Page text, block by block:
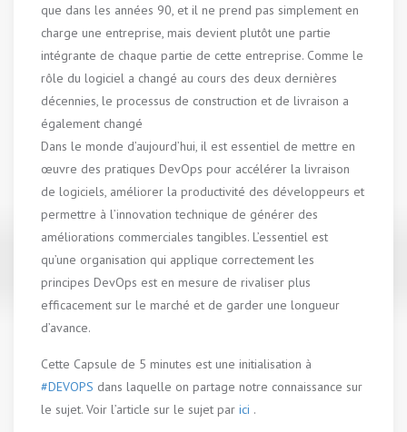
que dans les années 90, et il ne prend pas simplement en
charge une entreprise, mais devient plutôt une partie
intégrante de chaque partie de cette entreprise. Comme le
rôle du logiciel a changé au cours des deux dernières
décennies, le processus de construction et de livraison a
également changé
Dans le monde d’aujourd’hui, il est essentiel de mettre en
œuvre des pratiques DevOps pour accélérer la livraison
de logiciels, améliorer la productivité des développeurs et
permettre à l’innovation technique de générer des
améliorations commerciales tangibles. L’essentiel est
qu’une organisation qui applique correctement les
principes DevOps est en mesure de rivaliser plus
efficacement sur le marché et de garder une longueur
d’avance.
Cette Capsule de 5 minutes est une initialisation à
#DEVOPS dans laquelle on partage notre connaissance sur
le sujet. Voir l’article sur le sujet par ici .